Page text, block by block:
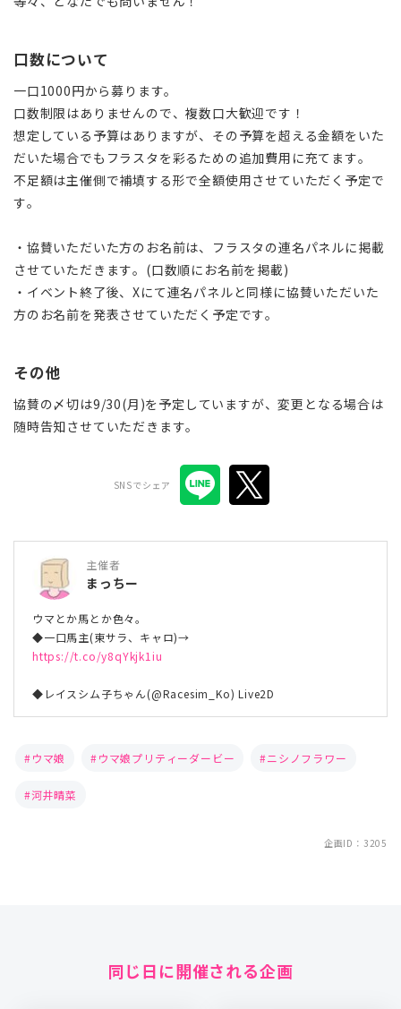
口数について
一口1000円から募ります。
口数制限はありませんので、複数口大歓迎です！
想定している予算はありますが、その予算を超える金額をいた
だいた場合でもフラスタを彩るための追加費用に充てます。
不足額は主催側で補填する形で全額使用させていただく予定で
す。
・協賛いただいた方のお名前は、フラスタの連名パネルに掲載
させていただきます。(口数順にお名前を掲載)
・イベント終了後、Xにて連名パネルと同様に協賛いただいた
方のお名前を発表させていただく予定です。
その他
協賛の〆切は9/30(月)を予定していますが、変更となる場合は
随時告知させていただきます。
SNSでシェア
主催者
まっちー
ウマとか馬とか色々。
◆一口馬主(東サラ、キャロ)→
https://t.co/y8qYkjk1iu
◆レイスシム子ちゃん(@Racesim_Ko) Live2D
ウマ娘 ウマ娘プリティーダービー ニシノフラワー
河井晴菜
企画ID：3205
同じ日に開催される企画